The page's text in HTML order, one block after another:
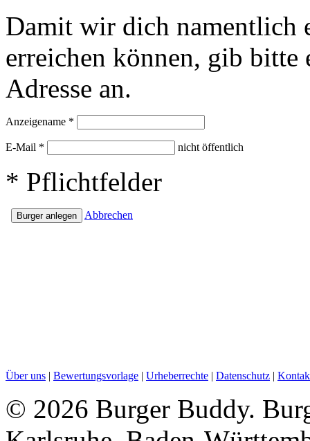
Damit wir dich namentlich
erreichen können, gib
Adresse an.
Anzeigename *
E-Mail * nicht öffentlich
* Pflichtfelder
Abbrechen
Über uns | Bewertungsvorlage | Urheberrechte | Datenschutz |
© 2026 Burger Buddy.